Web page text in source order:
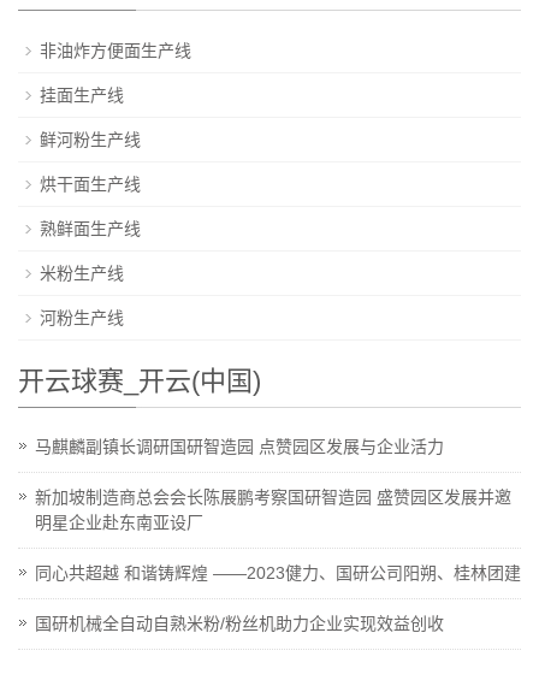
非油炸方便面生产线
挂面生产线
鲜河粉生产线
烘干面生产线
熟鲜面生产线
米粉生产线
河粉生产线
开云球赛_开云(中国)
马麒麟副镇长调研国研智造园 点赞园区发展与企业活力
新加坡制造商总会会长陈展鹏考察国研智造园 盛赞园区发展并邀
明星企业赴东南亚设厂
同心共超越 和谐铸辉煌 ——2023健力、国研公司阳朔、桂林团建
国研机械全自动自熟米粉/粉丝机助力企业实现效益创收